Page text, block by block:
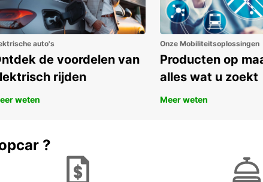
auto's
de voordelen van
rijden
weten
Onze Mobiliteitsoplossingen
Producten op
alles wat u zoekt
Meer weten
?